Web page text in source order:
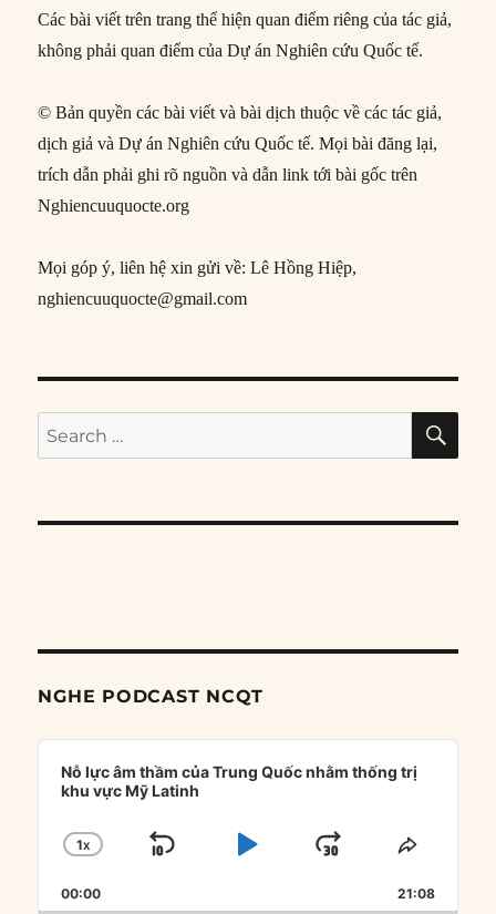
Các bài viết trên trang thể hiện quan điểm riêng của tác giả,
không phải quan điểm của Dự án Nghiên cứu Quốc tế.
© Bản quyền các bài viết và bài dịch thuộc về các tác giả,
dịch giả và Dự án Nghiên cứu Quốc tế. Mọi bài đăng lại,
trích dẫn phải ghi rõ nguồn và dẫn link tới bài gốc trên
Nghiencuuquocte.org
Mọi góp ý, liên hệ xin gửi về: Lê Hồng Hiệp,
nghiencuuquocte@gmail.com
Search
for:
NGHE PODCAST NCQT
Audio
Player
Nỗ lực âm thầm của Trung Quốc nhằm thống trị
khu vực Mỹ Latinh
CHANGE
RATE
1X
SKIP
PLAYJUMP
FORWARD
SHARE
00:00 21:08